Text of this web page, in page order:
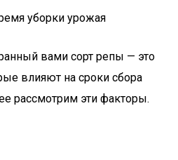
уборки урожая
вами сорт репы — это
влияют на сроки сбора
рассмотрим эти факторы.